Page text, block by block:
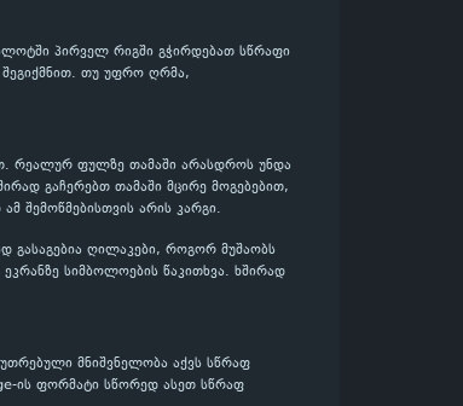
პირველ რიგში გჭირდებათ სწრაფი
შეგიქმნით. თუ უფრო ღრმა,
რეალურ ფულზე თამაში არასდროს უნდა
გაჩერებთ თამაში მცირე მოგებებით,
შემოწმებისთვის არის კარგი.
გასაგებია ღილაკები, როგორ მუშაობს
სიმბოლოების წაკითხვა. ხშირად
მნიშვნელობა აქვს სწრაფ
ის ფორმატი სწორედ ასეთ სწრაფ